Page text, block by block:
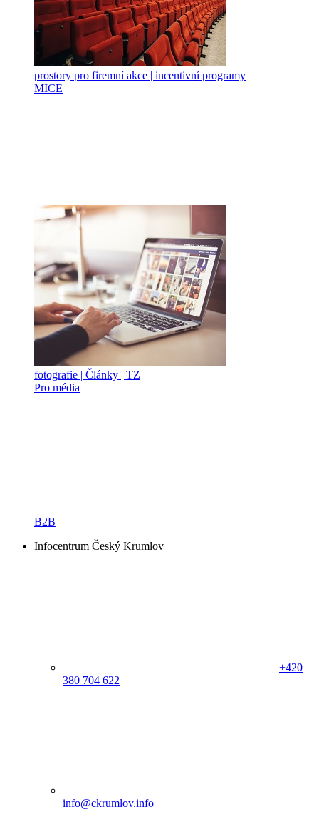
prostory pro firemní akce | incentivní programy
MICE
fotografie | Články | TZ
Pro média
B2B
Infocentrum Český Krumlov
+420
380 704 622
info@ckrumlov.info